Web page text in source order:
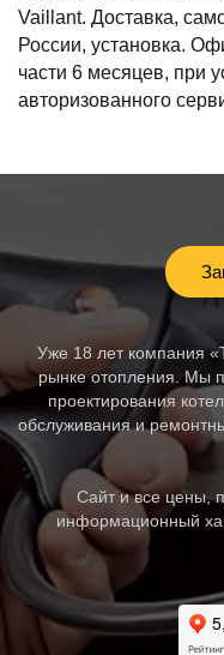
Vaillant. Доставка,
России, установка.
части 6 месяцев, при
авторизованного
Уже 18 лет компания
рынке отопления. Мы
проектирования
обслуживания и
Сайт и все цены,
информационный